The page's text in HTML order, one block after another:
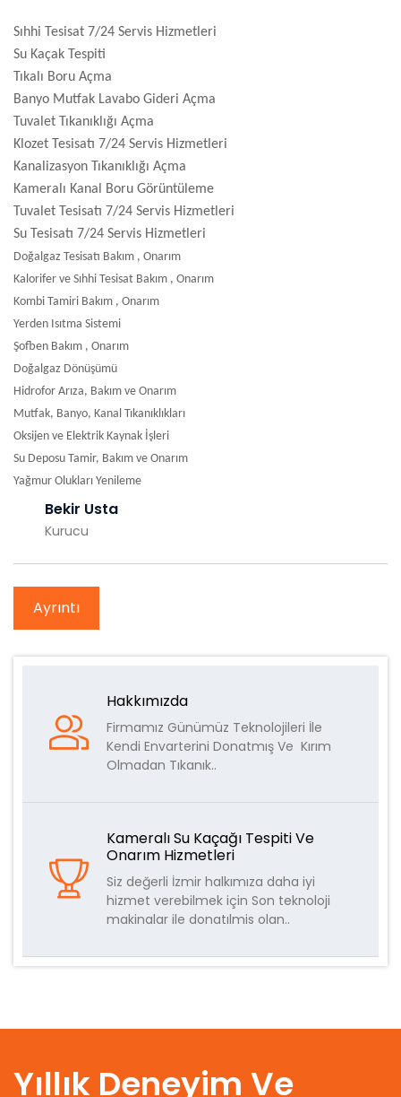
Sıhhi Tesisat 7/24 Servis Hizmetleri
Su Kaçak Tespiti
Tıkalı Boru Açma
Banyo Mutfak Lavabo Gideri Açma
Tuvalet Tıkanıklığı Açma
Klozet Tesisatı 7/24 Servis Hizmetleri
Kanalizasyon Tıkanıklığı Açma
Kameralı Kanal Boru Görüntüleme
Tuvalet Tesisatı 7/24 Servis Hizmetleri
Su Tesisatı 7/24 Servis Hizmetleri
Doğalgaz Tesisatı Bakım , Onarım
Kalorifer ve Sıhhi Tesisat Bakım , Onarım
Kombi Tamiri Bakım , Onarım
Yerden Isıtma Sistemi
Şofben Bakım , Onarım
Doğalgaz Dönüşümü
Hidrofor Arıza, Bakım ve Onarım
Mutfak, Banyo, Kanal Tıkanıklıkları
Oksijen ve Elektrik Kaynak İşleri
Su Deposu Tamir, Bakım ve Onarım
Yağmur Olukları Yenileme
Bekir Usta
Kurucu
Ayrıntı
Hakkımızda
Firmamız Günümüz Teknolojileri İle
Kendi Envarterini Donatmış Ve Kırım
Olmadan Tıkanık..
Kameralı Su Kaçağı Tespiti Ve
Onarım Hizmetleri
Siz değerli İzmir halkımıza daha iyi
hizmet verebilmek için Son teknoloji
makinalar ile donatılmis olan..
Yıllık Deneyim Ve